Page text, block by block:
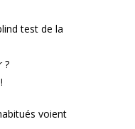
test de la
?
voient